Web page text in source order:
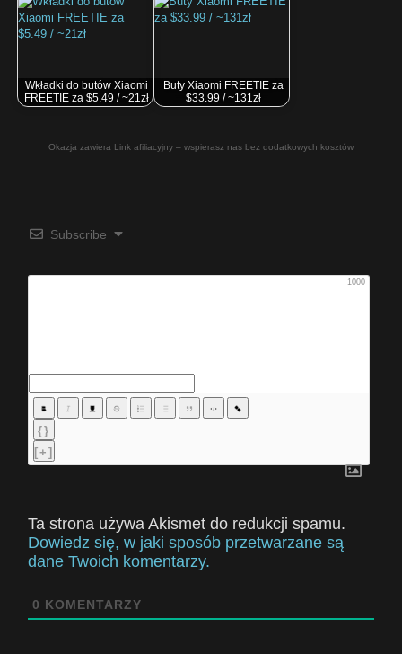
Wkładki do butów Xiaomi
FREETIE za $5.49 / ~21zł
Buty Xiaomi FREETIE za
$33.99 / ~131zł
Okazja zawiera Link afiliacyjny – wspierasz nas bez dodatkowych kosztów
Subscribe
1000
{}
[+]
Ta strona używa Akismet do redukcji spamu.
Dowiedz się, w jaki sposób przetwarzane są
dane Twoich komentarzy.
0 KOMENTARZY